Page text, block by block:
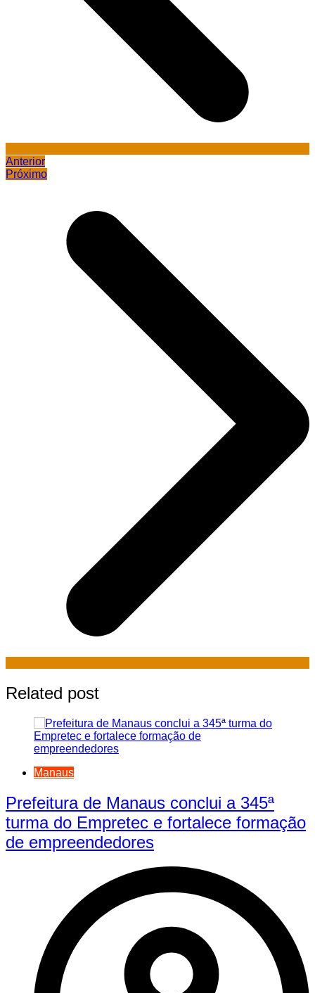
Anterior
Próximo
Related post
Manaus
Prefeitura de Manaus conclui a 345ª
turma do Empretec e fortalece formação
de empreendedores